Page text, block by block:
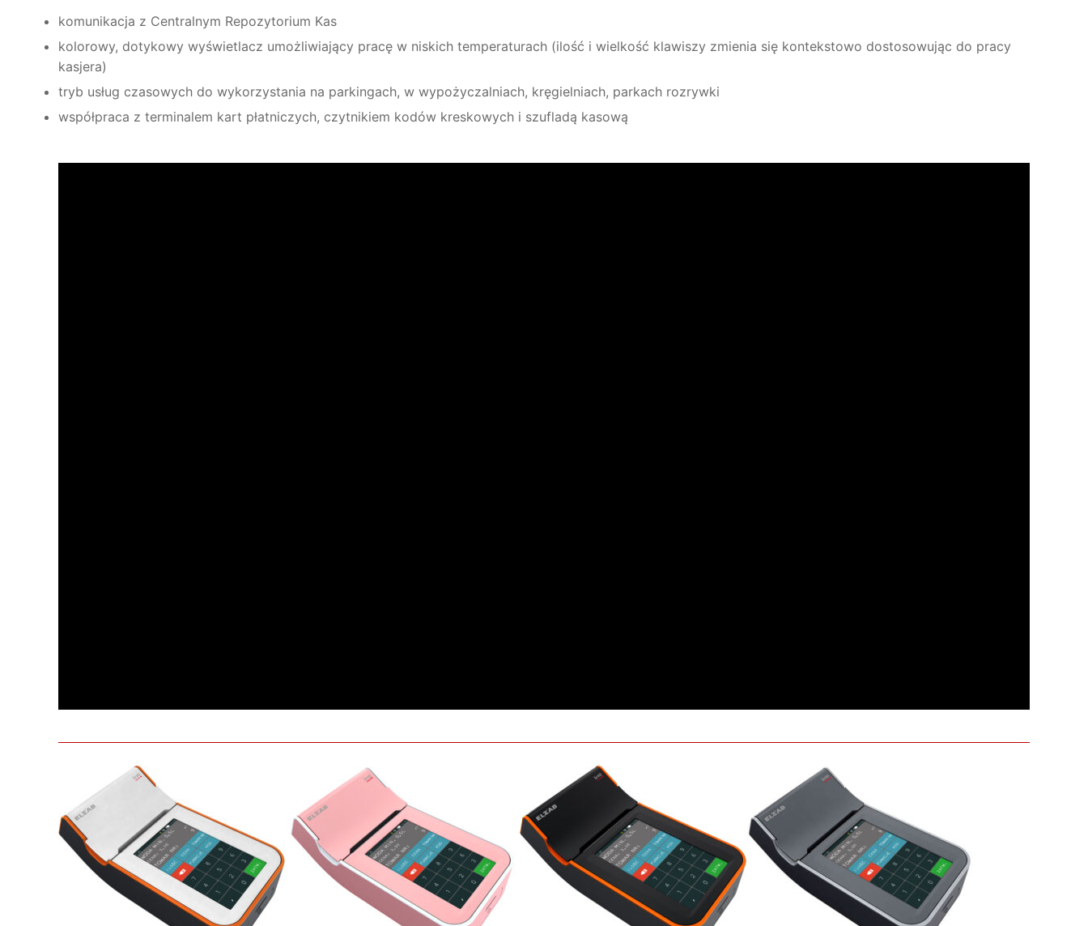
komunikacja z Centralnym Repozytorium Kas
kolorowy, dotykowy wyświetlacz umożliwiający pracę w niskich temperaturach (ilość i wielkość klawiszy zmienia się kontekstowo dostosowując do pracy
kasjera)
tryb usług czasowych do wykorzystania na parkingach, w wypożyczalniach, kręgielniach, parkach rozrywki
współpraca z terminalem kart płatniczych, czytnikiem kodów kreskowych i szufladą kasową